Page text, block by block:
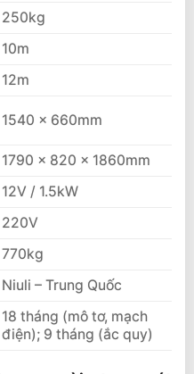
cao
minh, an toàn
và lắp đặt
lắp đặt thang nâng
250kg
10m
12m
1540 × 660mm
1790 × 820 × 1860mm
12V / 1.5kW
220V
770kg
Niuli – Trung Quốc
18 tháng (mô tơ, mạch
điện); 9 tháng (ắc quy)